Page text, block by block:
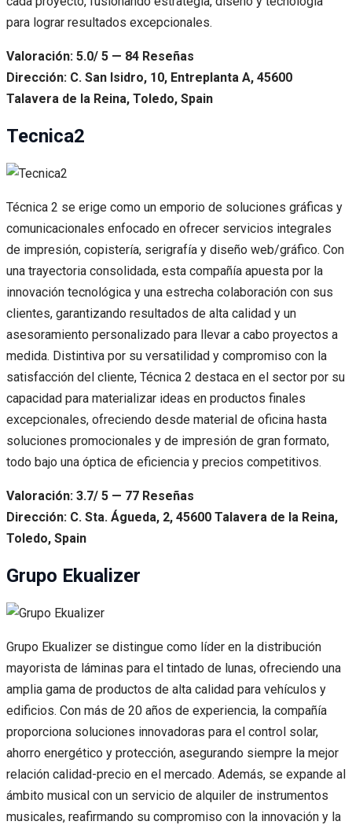
para lograr resultados excepcionales.
Valoración: 5.0/ 5 — 84 Reseñas
Dirección: C. San Isidro, 10, Entreplanta A, 45600
Talavera de la Reina, Toledo, Spain
Tecnica2
Técnica 2 se erige como un emporio de soluciones gráficas y
comunicacionales enfocado en ofrecer servicios integrales
de impresión, copistería, serigrafía y diseño web/gráfico. Con
una trayectoria consolidada, esta compañía apuesta por la
innovación tecnológica y una estrecha colaboración con sus
clientes, garantizando resultados de alta calidad y un
asesoramiento personalizado para llevar a cabo proyectos a
medida. Distintiva por su versatilidad y compromiso con la
satisfacción del cliente, Técnica 2 destaca en el sector por su
capacidad para materializar ideas en productos finales
excepcionales, ofreciendo desde material de oficina hasta
soluciones promocionales y de impresión de gran formato,
todo bajo una óptica de eficiencia y precios competitivos.
Valoración: 3.7/ 5 — 77 Reseñas
Dirección: C. Sta. Águeda, 2, 45600 Talavera de la Reina,
Toledo, Spain
Grupo Ekualizer
Grupo Ekualizer se distingue como líder en la distribución
mayorista de láminas para el tintado de lunas, ofreciendo una
amplia gama de productos de alta calidad para vehículos y
edificios. Con más de 20 años de experiencia, la compañía
proporciona soluciones innovadoras para el control solar,
ahorro energético y protección, asegurando siempre la mejor
relación calidad-precio en el mercado. Además, se expande al
ámbito musical con un servicio de alquiler de instrumentos
musicales, reafirmando su compromiso con la innovación y la